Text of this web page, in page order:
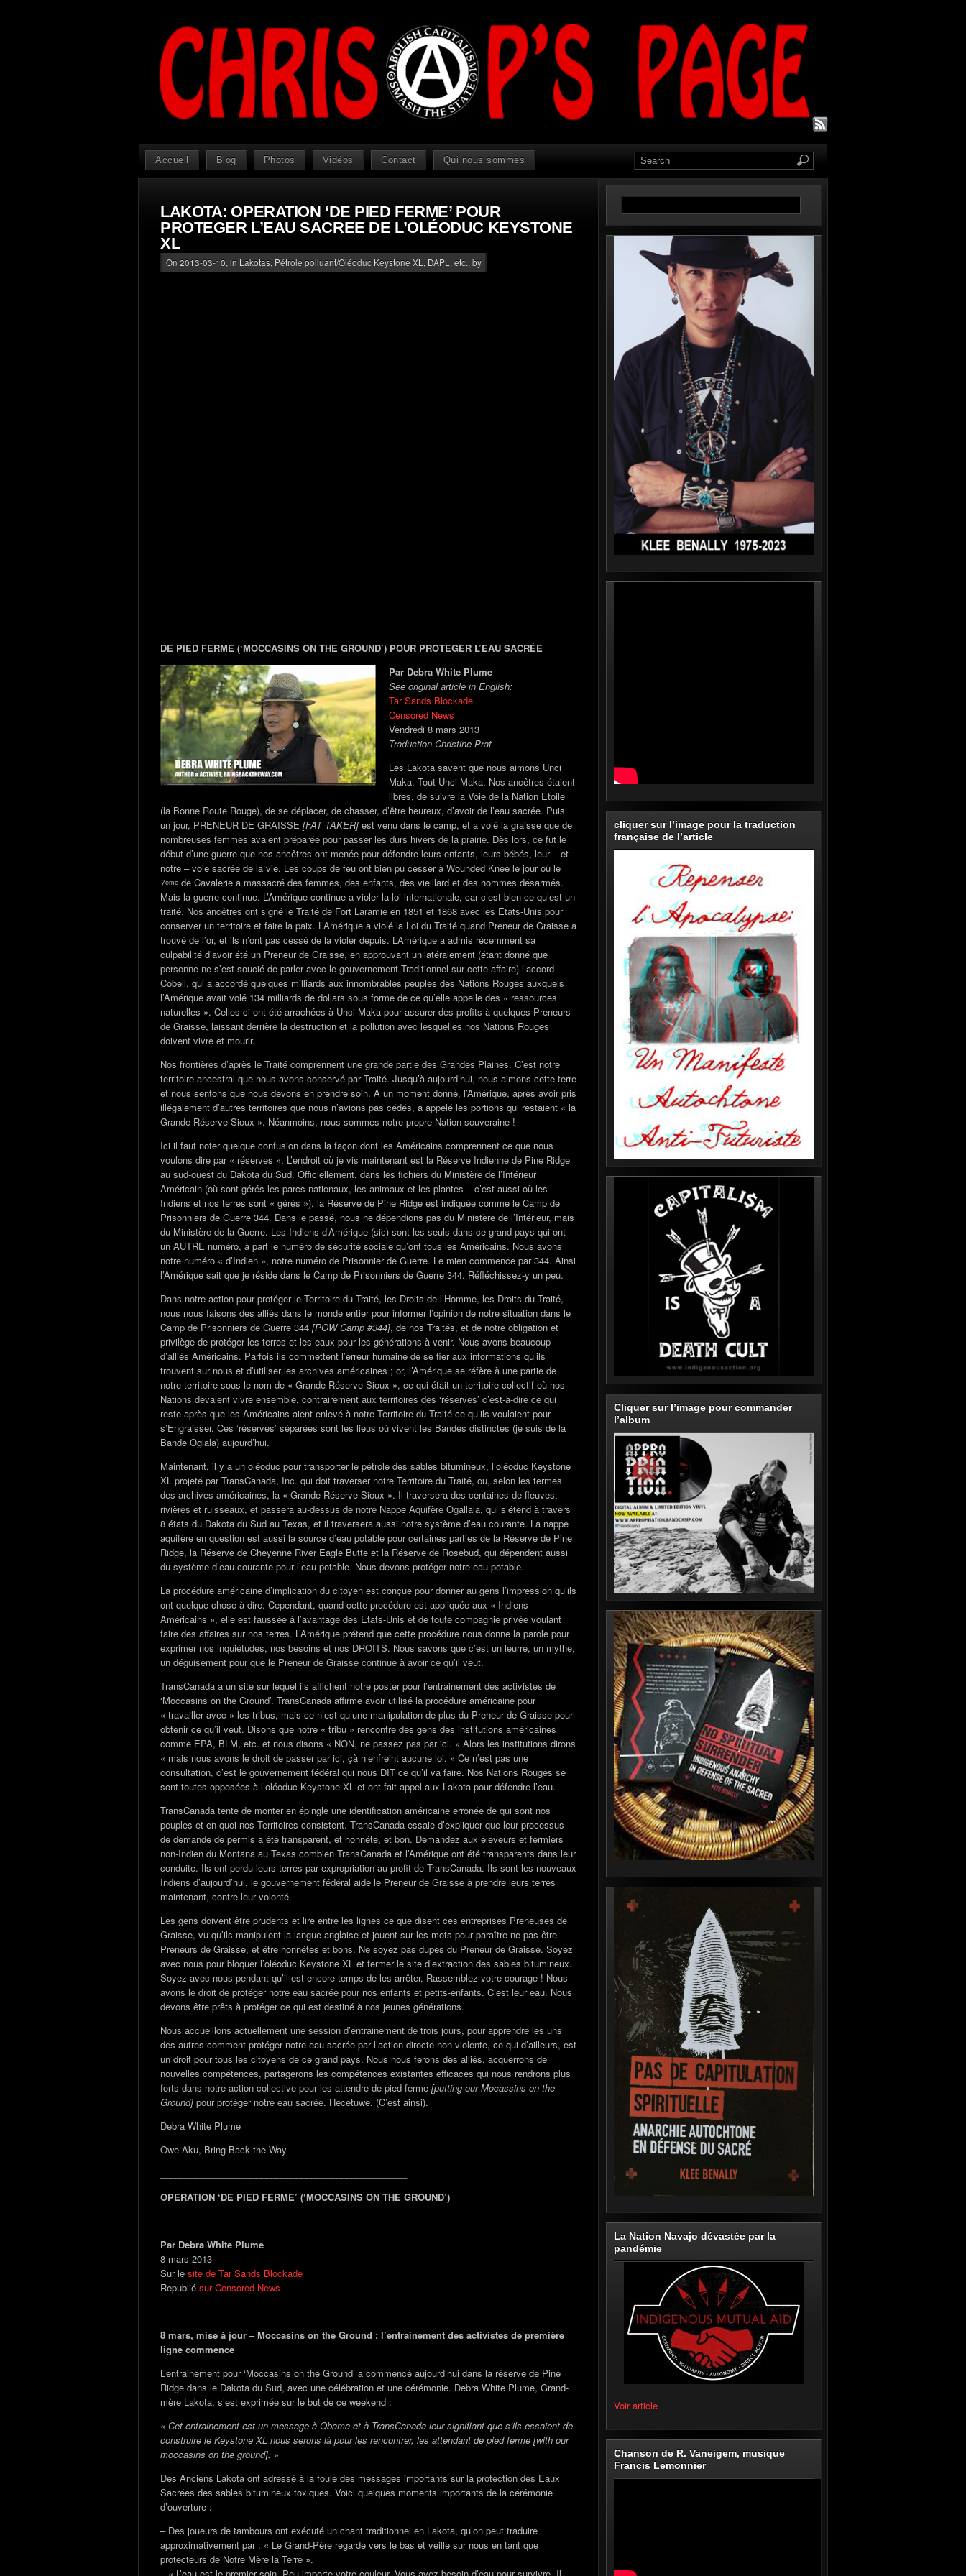
Accueil Blog Photos Vidéos Contact Qui nous sommes
LAKOTA: OPERATION ‘DE PIED FERME’ POUR
PROTEGER L’EAU SACREE DE L’OLÉODUC KEYSTONE
XL
On 2013-03-10, in Lakotas Pétrole polluant/Oléoduc Keystone XL, DAPL, etc. , by
DE PIED FERME (‘MOCCASINS ON THE GROUND’) POUR PROTEGER L’EAU SACRÉE
Par Debra White Plume
See original article in English:
Tar Sands Blockade
Censored News
Vendredi 8 mars 2013
Traduction Christine Prat
Les Lakota savent que nous aimons Unci
Maka. Tout Unci Maka. Nos ancêtres étaient
libres, de suivre la Voie de la Nation Etoile
(la Bonne Route Rouge), de se déplacer, de chasser, d’être heureux, d’avoir de l’eau sacrée. Puis
un jour, PRENEUR DE GRAISSE [FAT TAKER] est venu dans le camp, et a volé la graisse que de
nombreuses femmes avaient préparée pour passer les durs hivers de la prairie. Dès lors, ce fut le
début d’une guerre que nos ancêtres ont menée pour défendre leurs enfants, leurs bébés, leur – et
notre – voie sacrée de la vie. Les coups de feu ont bien pu cesser à Wounded Knee le jour où le
7ème de Cavalerie a massacré des femmes, des enfants, des vieillard et des hommes désarmés.
Mais la guerre continue. L’Amérique continue a violer la loi internationale, car c’est bien ce qu’est un
traité. Nos ancêtres ont signé le Traité de Fort Laramie en 1851 et 1868 avec les Etats-Unis pour
conserver un territoire et faire la paix. L’Amérique a violé la Loi du Traité quand Preneur de Graisse a
trouvé de l’or, et ils n’ont pas cessé de la violer depuis. L’Amérique a admis récemment sa
culpabilité d’avoir été un Preneur de Graisse, en approuvant unilatéralement (étant donné que
personne ne s’est soucié de parler avec le gouvernement Traditionnel sur cette affaire) l’accord
Cobell, qui a accordé quelques milliards aux innombrables peuples des Nations Rouges auxquels
l’Amérique avait volé 134 milliards de dollars sous forme de ce qu’elle appelle des « ressources
naturelles ». Celles-ci ont été arrachées à Unci Maka pour assurer des profits à quelques Preneurs
de Graisse, laissant derrière la destruction et la pollution avec lesquelles nos Nations Rouges
doivent vivre et mourir.
Nos frontières d’après le Traité comprennent une grande partie des Grandes Plaines. C’est notre
territoire ancestral que nous avons conservé par Traité. Jusqu’à aujourd’hui, nous aimons cette terre
et nous sentons que nous devons en prendre soin. A un moment donné, l’Amérique, après avoir pris
illégalement d’autres territoires que nous n’avions pas cédés, a appelé les portions qui restaient « la
Grande Réserve Sioux ». Néanmoins, nous sommes notre propre Nation souveraine !
Ici il faut noter quelque confusion dans la façon dont les Américains comprennent ce que nous
voulons dire par « réserves ». L’endroit où je vis maintenant est la Réserve Indienne de Pine Ridge
au sud-ouest du Dakota du Sud. Officiellement, dans les fichiers du Ministère de l’Intérieur
Américain (où sont gérés les parcs nationaux, les animaux et les plantes – c’est aussi où les
Indiens et nos terres sont « gérés »), la Réserve de Pine Ridge est indiquée comme le Camp de
Prisonniers de Guerre 344. Dans le passé, nous ne dépendions pas du Ministère de l’Intérieur, mais
du Ministère de la Guerre. Les Indiens d’Amérique (sic) sont les seuls dans ce grand pays qui ont
un AUTRE numéro, à part le numéro de sécurité sociale qu’ont tous les Américains. Nous avons
notre numéro « d’Indien », notre numéro de Prisonnier de Guerre. Le mien commence par 344. Ainsi
l’Amérique sait que je réside dans le Camp de Prisonniers de Guerre 344. Réfléchissez-y un peu.
Dans notre action pour protéger le Territoire du Traité, les Droits de l’Homme, les Droits du Traité,
nous nous faisons des alliés dans le monde entier pour informer l’opinion de notre situation dans le
Camp de Prisonniers de Guerre 344 [POW Camp #344], de nos Traités, et de notre obligation et
privilège de protéger les terres et les eaux pour les générations à venir. Nous avons beaucoup
d’alliés Américains. Parfois ils commettent l’erreur humaine de se fier aux informations qu’ils
trouvent sur nous et d’utiliser les archives américaines ; or, l’Amérique se réfère à une partie de
notre territoire sous le nom de « Grande Réserve Sioux », ce qui était un territoire collectif où nos
Nations devaient vivre ensemble, contrairement aux territoires des ‘réserves’ c’est-à-dire ce qui
reste après que les Américains aient enlevé à notre Territoire du Traité ce qu’ils voulaient pour
s’Engraisser. Ces ‘réserves’ séparées sont les lieus où vivent les Bandes distinctes (je suis de la
Bande Oglala) aujourd’hui.
Maintenant, il y a un oléoduc pour transporter le pétrole des sables bitumineux, l’oléoduc Keystone
XL projeté par TransCanada, Inc. qui doit traverser notre Territoire du Traité, ou, selon les termes
des archives américaines, la « Grande Réserve Sioux ». Il traversera des centaines de fleuves,
rivières et ruisseaux, et passera au-dessus de notre Nappe Aquifère Ogallala, qui s’étend à travers
8 états du Dakota du Sud au Texas, et il traversera aussi notre système d’eau courante. La nappe
aquifère en question est aussi la source d’eau potable pour certaines parties de la Réserve de Pine
Ridge, la Réserve de Cheyenne River Eagle Butte et la Réserve de Rosebud, qui dépendent aussi
du système d’eau courante pour l’eau potable. Nous devons protéger notre eau potable.
La procédure américaine d’implication du citoyen est conçue pour donner au gens l’impression qu’ils
ont quelque chose à dire. Cependant, quand cette procédure est appliquée aux « Indiens
Américains », elle est faussée à l’avantage des Etats-Unis et de toute compagnie privée voulant
faire des affaires sur nos terres. L’Amérique prétend que cette procédure nous donne la parole pour
exprimer nos inquiétudes, nos besoins et nos DROITS. Nous savons que c’est un leurre, un mythe,
un déguisement pour que le Preneur de Graisse continue à avoir ce qu’il veut.
TransCanada a un site sur lequel ils affichent notre poster pour l’entrainement des activistes de
‘Moccasins on the Ground’. TransCanada affirme avoir utilisé la procédure américaine pour
« travailler avec » les tribus, mais ce n’est qu’une manipulation de plus du Preneur de Graisse pour
obtenir ce qu’il veut. Disons que notre « tribu » rencontre des gens des institutions américaines
comme EPA, BLM, etc. et nous disons « NON, ne passez pas par ici. » Alors les institutions dirons
« mais nous avons le droit de passer par ici, çà n’enfreint aucune loi. » Ce n’est pas une
consultation, c’est le gouvernement fédéral qui nous DIT ce qu’il va faire. Nos Nations Rouges se
sont toutes opposées à l’oléoduc Keystone XL et ont fait appel aux Lakota pour défendre l’eau.
TransCanada tente de monter en épingle une identification américaine erronée de qui sont nos
peuples et en quoi nos Territoires consistent. TransCanada essaie d’expliquer que leur processus
de demande de permis a été transparent, et honnête, et bon. Demandez aux éleveurs et fermiers
non-Indien du Montana au Texas combien TransCanada et l’Amérique ont été transparents dans leur
conduite. Ils ont perdu leurs terres par expropriation au profit de TransCanada. Ils sont les nouveaux
Indiens d’aujourd’hui, le gouvernement fédéral aide le Preneur de Graisse à prendre leurs terres
maintenant, contre leur volonté.
Les gens doivent être prudents et lire entre les lignes ce que disent ces entreprises Preneuses de
Graisse, vu qu’ils manipulent la langue anglaise et jouent sur les mots pour paraître ne pas être
Preneurs de Graisse, et être honnêtes et bons. Ne soyez pas dupes du Preneur de Graisse. Soyez
avec nous pour bloquer l’oléoduc Keystone XL et fermer le site d’extraction des sables bitumineux.
Soyez avec nous pendant qu’il est encore temps de les arrêter. Rassemblez votre courage ! Nous
avons le droit de protéger notre eau sacrée pour nos enfants et petits-enfants. C’est leur eau. Nous
devons être prêts à protéger ce qui est destiné à nos jeunes générations.
Nous accueillons actuellement une session d’entrainement de trois jours, pour apprendre les uns
des autres comment protéger notre eau sacrée par l’action directe non-violente, ce qui d’ailleurs, est
un droit pour tous les citoyens de ce grand pays. Nous nous ferons des alliés, acquerrons de
nouvelles compétences, partagerons les compétences existantes efficaces qui nous rendrons plus
forts dans notre action collective pour les attendre de pied ferme [putting our Mocassins on the
Ground] pour protéger notre eau sacrée. Hecetuwe. (C’est ainsi).
Debra White Plume
Owe Aku, Bring Back the Way
OPERATION ‘DE PIED FERME’ (‘MOCCASINS ON THE GROUND’)
Par Debra White Plume
8 mars 2013
Sur le site de Tar Sands Blockade
Republié sur Censored News
8 mars, mise à jour –Moccasins on the Ground : l’entrainement des activistes de première
ligne commence
L’entrainement pour ‘Moccasins on the Ground’ a commencé aujourd’hui dans la réserve de Pine
Ridge dans le Dakota du Sud, avec une célébration et une cérémonie. Debra White Plume, Grand-
mère Lakota, s’est exprimée sur le but de ce weekend :
« Cet entrainement est un message à Obama et à TransCanada leur signifiant que s’ils essaient de
construire le Keystone XL nous serons là pour les rencontrer, les attendant de pied ferme [with our
moccasins on the ground]. »
Des Anciens Lakota ont adressé à la foule des messages importants sur la protection des Eaux
Sacrées des sables bitumineux toxiques. Voici quelques moments importants de la cérémonie
d’ouverture :
– Des joueurs de tambours ont exécuté un chant traditionnel en Lakota, qu’on peut traduire
approximativement par : « Le Grand-Père regarde vers le bas et veille sur nous en tant que
protecteurs de Notre Mère la Terre ».
cliquer sur l’image pour la traduction
française de l’article
Cliquer sur l’image pour commander
l’album
La Nation Navajo dévastée par la
pandémie
Voir article
Chanson de R. Vaneigem, musique
Francis Lemonnier